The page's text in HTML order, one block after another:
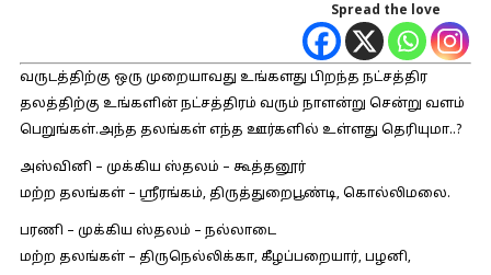
Spread the love
வருடத்திற்கு ஒரு முறையாவது உங்களது பிறந்த நட்சத்திர
தலத்திற்கு உங்களின் நட்சத்திரம் வரும் நாளன்று சென்று வளம்
பெறுங்கள்.அந்த தலங்கள் எந்த ஊர்களில் உள்ளது தெரியுமா..?
அஸ்வினி – முக்கிய ஸ்தலம் – கூத்தனூர்
மற்ற தலங்கள் – ஸ்ரீரங்கம், திருத்துறைபூண்டி, கொல்லிமலை.
பரணி – முக்கிய ஸ்தலம் – நல்லாடை
மற்ற தலங்கள் – திருநெல்லிக்கா, கீழப்பறையார், பழனி,